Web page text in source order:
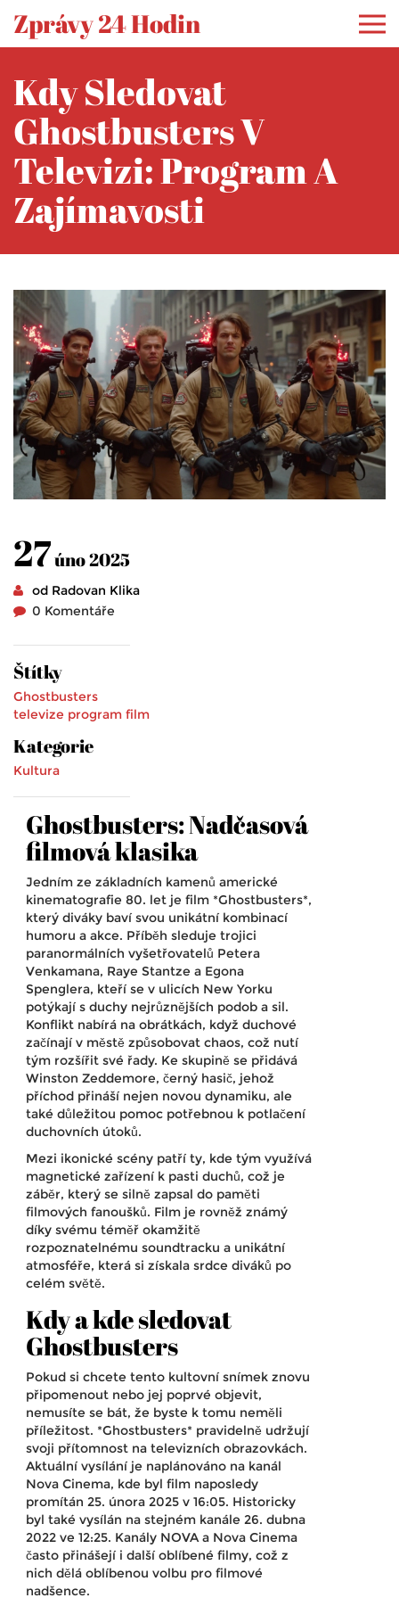
Zprávy 24 Hodin
Kdy Sledovat
Ghostbusters V
Televizi: Program A
Zajímavosti
27úno 2025
od Radovan Klika
0 Komentáře
Štítky
Ghostbusters
televize program film
Kategorie
Kultura
Ghostbusters: Nadčasová
filmová klasika
Jedním ze základních kamenů americké
kinematografie 80. let je film *Ghostbusters*,
který diváky baví svou unikátní kombinací
humoru a akce. Příběh sleduje trojici
paranormálních vyšetřovatelů Petera
Venkamana, Raye Stantze a Egona
Spenglera, kteří se v ulicích New Yorku
potýkají s duchy nejrůznějších podob a sil.
Konflikt nabírá na obrátkách, když duchové
začínají v městě způsobovat chaos, což nutí
tým rozšířit své řady. Ke skupině se přidává
Winston Zeddemore, černý hasič, jehož
příchod přináší nejen novou dynamiku, ale
také důležitou pomoc potřebnou k potlačení
duchovních útoků.
Mezi ikonické scény patří ty, kde tým využívá
magnetické zařízení k pasti duchů, což je
záběr, který se silně zapsal do paměti
filmových fanoušků. Film je rovněž známý
díky svému téměř okamžitě
rozpoznatelnému soundtracku a unikátní
atmosféře, která si získala srdce diváků po
celém světě.
Kdy a kde sledovat
Ghostbusters
Pokud si chcete tento kultovní snímek znovu
připomenout nebo jej poprvé objevit,
nemusíte se bát, že byste k tomu neměli
příležitost. *Ghostbusters* pravidelně udržují
svoji přítomnost na televizních obrazovkách.
Aktuální vysílání je naplánováno na kanál
Nova Cinema, kde byl film naposledy
promítán 25. února 2025 v 16:05. Historicky
byl také vysílán na stejném kanále 26. dubna
2022 ve 12:25. Kanály NOVA a Nova Cinema
často přinášejí i další oblíbené filmy, což z
nich dělá oblíbenou volbu pro filmové
nadšence.